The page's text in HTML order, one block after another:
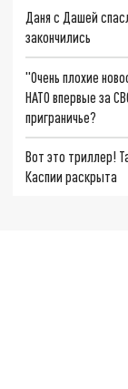
Даня с Дашей
закончились
"Очень плохие
НАТО впервые за
приграничье?
Вот это триллер!
Каспии раскрыта